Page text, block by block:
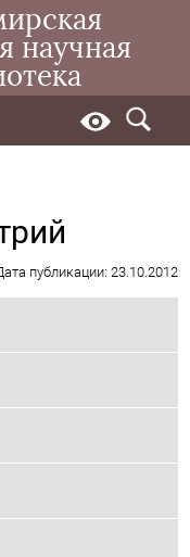
научная
публикации: 23.10.2012